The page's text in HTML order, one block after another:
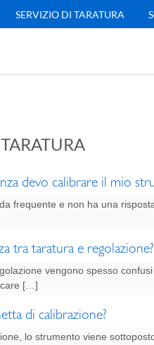
SERVIZIO DI TARATURA
devo calibrare il mio
frequente e non ha una
tra taratura e regolazione?
vengono spesso
[…]
di calibrazione?
lo strumento viene